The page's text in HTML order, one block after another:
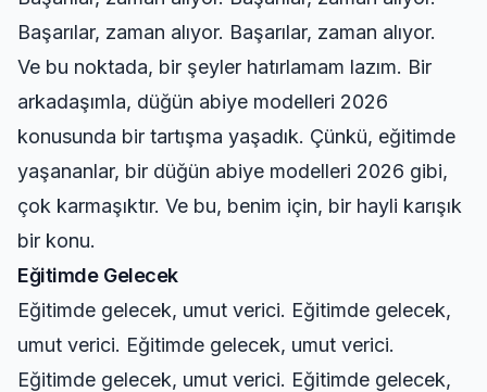
Başarılar, zaman alıyor. Başarılar, zaman alıyor.
Ve bu noktada, bir şeyler hatırlamam lazım. Bir
arkadaşımla, düğün abiye modelleri 2026
konusunda bir tartışma yaşadık. Çünkü, eğitimde
yaşananlar, bir düğün abiye modelleri 2026 gibi,
çok karmaşıktır. Ve bu, benim için, bir hayli karışık
bir konu.
Eğitimde Gelecek
Eğitimde gelecek, umut verici. Eğitimde gelecek,
umut verici. Eğitimde gelecek, umut verici.
Eğitimde gelecek, umut verici. Eğitimde gelecek,